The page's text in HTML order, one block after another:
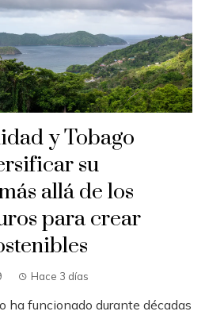
y Tobago
su
allá de los
para crear
Hace 3 días
ha funcionado durante décadas